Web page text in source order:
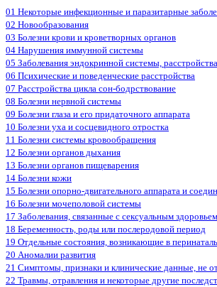
01 Некоторые инфекционные и паразитарные
02 Новообразования
03 Болезни крови и кроветворных органов
04 Нарушения иммунной системы
05 Заболевания эндокринной системы,
06 Психические и поведенческие расстройства
07 Расстройства цикла сон-бодрствование
08 Болезни нервной системы
09 Болезни глаза и его придаточного аппарата
10 Болезни уха и сосцевидного отростка
11 Болезни системы кровообращения
12 Болезни органов дыхания
13 Болезни органов пищеварения
14 Болезни кожи
15 Болезни опорно-двигательного аппарата и
16 Болезни мочеполовой системы
17 Заболевания, связанные с сексуальным здоровьем
18 Беременность, роды или послеродовой период
19 Отдельные состояния, возникающие в
20 Аномалии развития
21 Симптомы, признаки и клинические данные, не
22 Травмы, отравления и некоторые другие